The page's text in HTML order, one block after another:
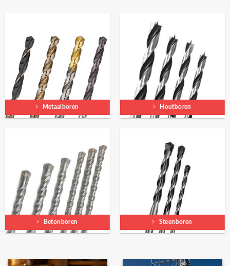
Metaalboren Houtboren
Betonboren Steenboren